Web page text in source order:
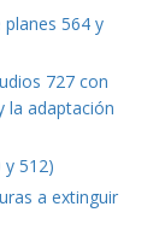
564 y
727 con
la adaptación
y 512)
a extinguir